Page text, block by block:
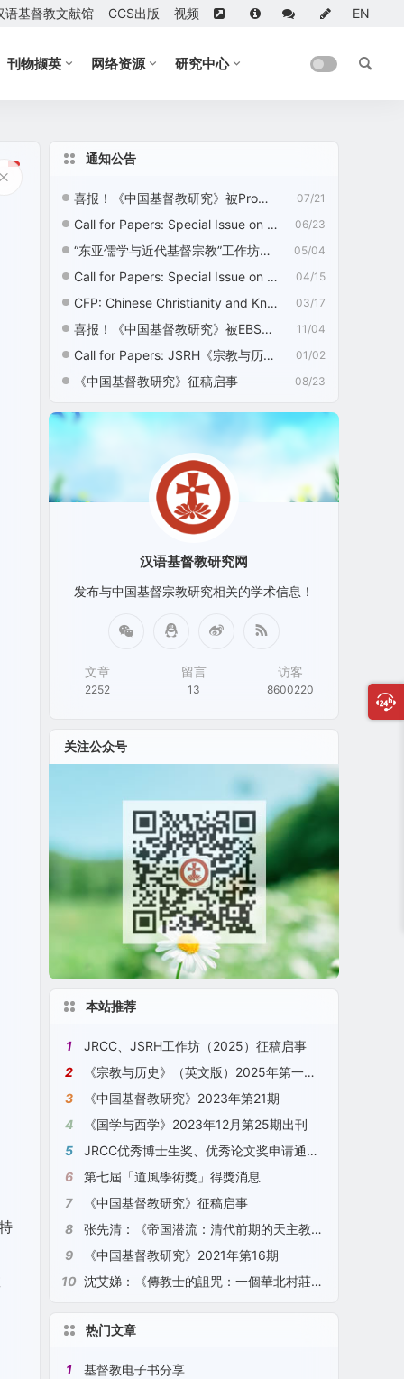
语基督教文献馆 CCS出版 视频 EN
刊物撷英 网络资源 研究中心
通知公告
07/21
喜报！《中国基督教研究》被ProQuest收录
06/23
Call for Papers: Special Issue on “Nation Building, Nationalism, and Chinese Religions”
05/04
“东亚儒学与近代基督宗教”工作坊征稿启事
04/15
Call for Papers: Special Issue on “Ecotheology: Chinese Christian Perspectives”
03/17
CFP: Chinese Christianity and Knowledge Development—2nd Edition
11/04
喜报！《中国基督教研究》被EBSCO收录
01/02
Call for Papers: JSRH《宗教与历史》征稿启事
08/23
《中国基督教研究》征稿启事
汉语基督教研究网
发布与中国基督宗教研究相关的学术信息！
文章
2252
留言
13
访客
8600220
关注公众号
本站推荐
1
JRCC、JSRH工作坊（2025）征稿启事
2
《宗教与历史》（英文版）2025年第一期 No. 1, 2025, JSRH
3
《中国基督教研究》2023年第21期
4
《国学与西学》2023年12月第25期出刊
5
JRCC优秀博士生奖、优秀论文奖申请通知（2023）[2023年11月18日更新]
6
第七屆「道風學術獎」得獎消息
7
《中国基督教研究》征稿启事
8
张先清：《帝国潜流：清代前期的天主教、底层秩序与生活世界》（2021）
9
《中国基督教研究》2021年第16期
10 沈艾娣：《傳教士的詛咒：一個華北村莊的全球史》（2021）
热门文章
1
基督教电子书分享